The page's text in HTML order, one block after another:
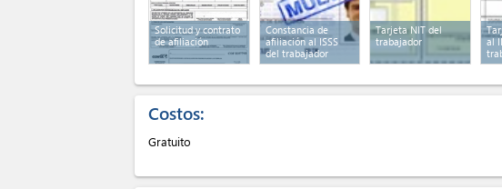
Solicitud y contrato
de afiliación
Constancia de
afiliación al ISSS
del trabajador
Tarjeta NIT del
trabajador
al
Costos:
Gratuito